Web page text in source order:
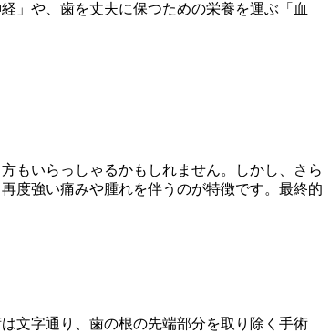
」や、歯を丈夫に保つための栄養を運ぶ「血
もいらっしゃるかもしれません。しかし、さら
度強い痛みや腫れを伴うのが特徴です。最終的
文字通り、歯の根の先端部分を取り除く手術